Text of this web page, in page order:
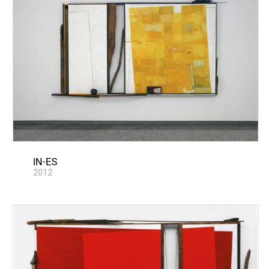
IN-ES
2012